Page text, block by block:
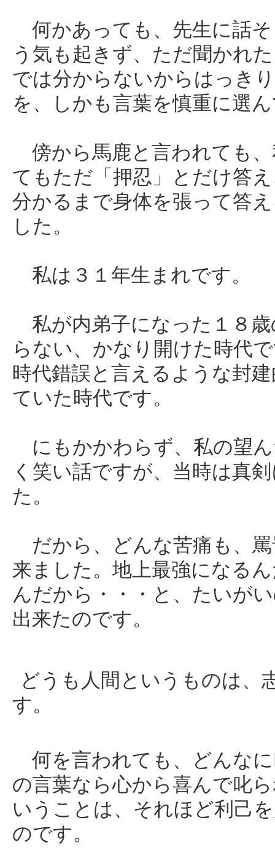
何かあっても、先生に話
う気も起きず、ただ聞かれ
では分からないからはっき
を、しかも言葉を慎重に選
傍から馬鹿と言われても
てもただ「押忍」とだけ答
分かるまで身体を張って答
した。
私は３１年生まれです。
私が内弟子になった１８
らない、かなり開けた時代
時代錯誤と言えるような封
ていた時代です。
にもかかわらず、私の望
く笑い話ですが、当時は真
た。
だから、どんな苦痛も、
来ました。地上最強になる
んだから・・・と、たいが
出来たのです。
どうも人間というものは、
す。
何を言われても、どんな
の言葉なら心から喜んで叱
いうことは、それほど利己
のです。